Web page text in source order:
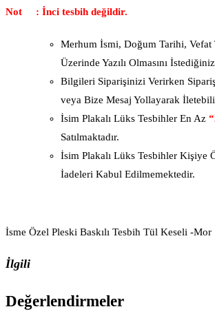
Not : İnci tesbih değildir.
Merhum İsmi, Doğum Tarihi,
Üzerinde Yazılı Olmasını İstediğiniz
Bilgileri Siparişinizi Verirken
veya Bize Mesaj Yollayarak
İsim Plakalı Lüks Tesbihler En Az
Satılmaktadır.
İsim Plakalı Lüks Tesbihler Kişiye
İadeleri Kabul Edilmemektedir.
İsme Özel Pleski Baskılı Tesbih Tül Keseli -Mor
İlgili
Değerlendirmeler